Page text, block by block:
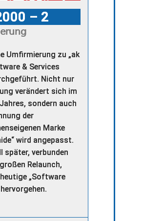
– 2
Umfirmierung zu „ak
& Services
Nicht nur
verändert sich im
sondern auch
der
Marke
wird angepasst.
später, verbunden
Relaunch,
„Software